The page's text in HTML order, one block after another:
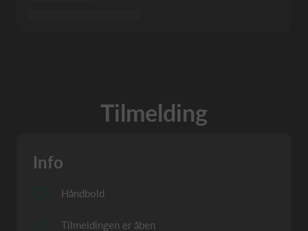
Tilmelding
Info
Håndbold
Tilmeldingen er åben